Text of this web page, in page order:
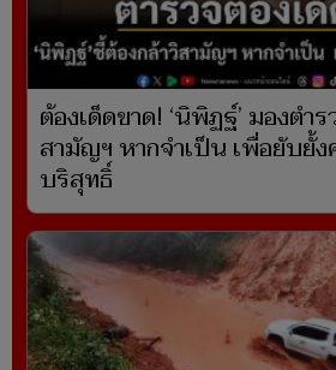
ต้องเด็ดขาด! ‘นิพิฏฐ์’ มองตำ
สามัญฯ หากจำเป็น เพื่อยับยั้
บริสุทธิ์